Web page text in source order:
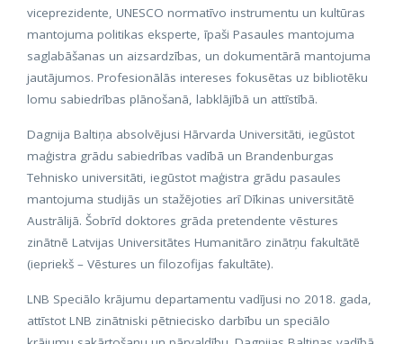
viceprezidente, UNESCO normatīvo instrumentu un kultūras
mantojuma politikas eksperte, īpaši Pasaules mantojuma
saglabāšanas un aizsardzības, un dokumentārā mantojuma
jautājumos. Profesionālās intereses fokusētas uz bibliotēku
lomu sabiedrības plānošanā, labklājībā un attīstībā.
Dagnija Baltiņa absolvējusi Hārvarda Universitāti, iegūstot
maģistra grādu sabiedrības vadībā un Brandenburgas
Tehnisko universitāti, iegūstot maģistra grādu pasaules
mantojuma studijās un stažējoties arī Dīkinas universitātē
Austrālijā. Šobrīd doktores grāda pretendente vēstures
zinātnē Latvijas Universitātes Humanitāro zinātņu fakultātē
(iepriekš – Vēstures un filozofijas fakultāte).
LNB Speciālo krājumu departamentu vadījusi no 2018. gada,
attīstot LNB zinātniski pētniecisko darbību un speciālo